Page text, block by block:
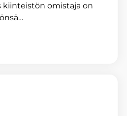
kiinteistön omistaja on